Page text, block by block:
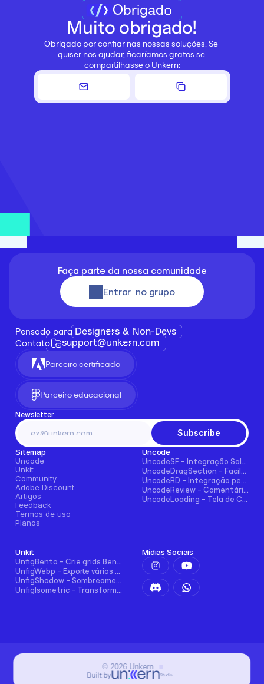
Obrigado
Muito obrigado!
Obrigado por confiar nas nossas soluções. Se
quiser nos ajudar, ficaríamos gratos se
compartilhasse o Unkern:
Faça parte da nossa comunidade
Entrar  no grupo
Pensado para Designers & Non-Devs
Contato support@unkern.com
Parceiro certificado
Parceiro educacional
Newsletter
Subscribe
Sitemap
Uncode
Unkit
Community
Adobe Discount
Artigos
Feedback
Termos de uso
Planos
Uncode
Unkit
Mídias Sociais
© 2026 Unkern
Built by
Studio